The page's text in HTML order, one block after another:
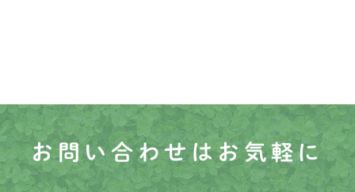
お問い合わせはお気軽に